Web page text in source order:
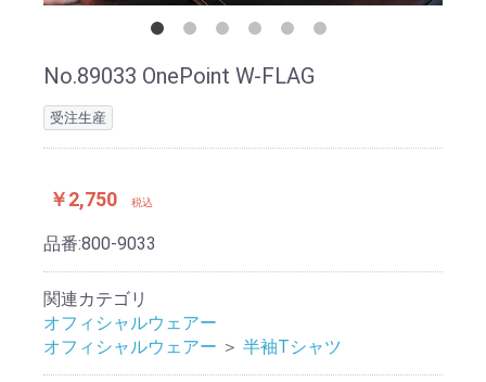
No.89033 OnePoint W-FLAG
受注生産
￥2,750 税込
品番:800-9033
関連カテゴリ
オフィシャルウェアー
オフィシャルウェアー ＞ 半袖Tシャツ